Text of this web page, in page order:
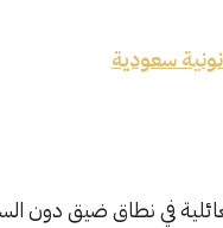
سعودية
في نطاق ضيق دون